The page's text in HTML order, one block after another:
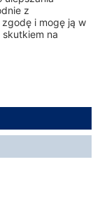
opisanych w